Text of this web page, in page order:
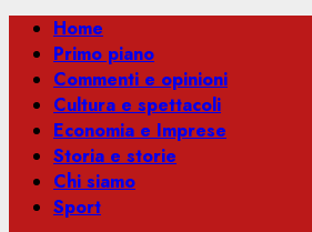
Menu
principale
Home
Primo piano
Commenti e opinioni
Cultura e spettacoli
Economia e Imprese
Storia e storie
Chi siamo
Sport